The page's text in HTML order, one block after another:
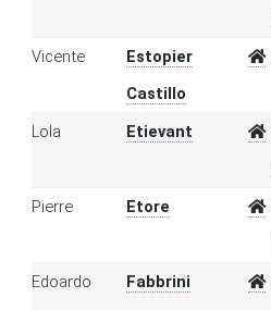
Vicente
Estopier
Castillo
Lola Etievant
Pierre Etore
Edoardo Fabbrini